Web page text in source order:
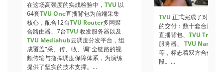
在这场高强度的实战检验中， TVU 以
64套TVU One直播背包为前端采集
核心，配合12台TVU Router多网聚
合路由器、7台TVU 收发服务器以及
TVU Mediahub云调度分发平台，组
成覆盖"采、传、收、调"全链路的视
频传输与指挥调度保障体系，为演练
提供了坚实的技术支撑。...
TVU 正式完成了对RTM
的交付：数十套台最新
直播背包、 TVU
服务器、
TVU Nano
等，标志着双方合作迈
段。...